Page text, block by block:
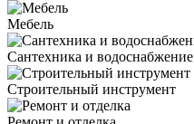
Мебель
Сантехника и водоснабжение
Строительный инструмент